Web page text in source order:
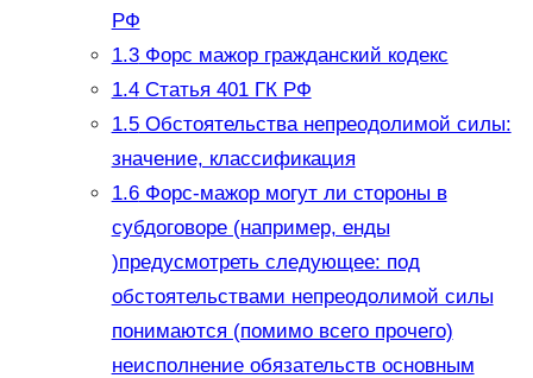
РФ
1.3Форс мажор гражданский кодекс
1.4Статья 401 ГК РФ
1.5Обстоятельства непреодолимой силы:
значение, классификация
1.6Форс-мажор могут ли стороны в
субдоговоре (например, енды
)предусмотреть следующее: под
обстоятельствами непреодолимой силы
понимаются (помимо всего прочего)
неисполнение обязательств основным